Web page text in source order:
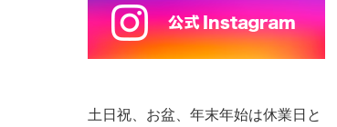
土日祝、お盆、年末年始は休業日と